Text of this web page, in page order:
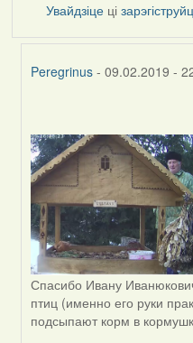
Увайдзіце ці
Peregrinus - 09.02.2019 -
to
by
Harrier
Спасибо Ивану
птиц (именно его руки
подсыпают корм в